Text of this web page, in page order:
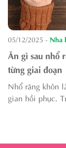
05/12/2025 - Nha
Ăn gì sau nhổ
từng giai đoạn
Nhổ răng khôn
gian hồi phục.